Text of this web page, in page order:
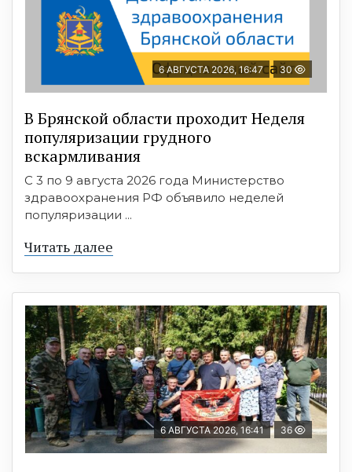
6 АВГУСТА 2026, 16:47 30
В Брянской области проходит Неделя
популяризации грудного
вскармливания
С 3 по 9 августа 2026 года Министерство
здравоохранения РФ объявило неделей
популяризации ...
Читать далее
6 АВГУСТА 2026, 16:41 36